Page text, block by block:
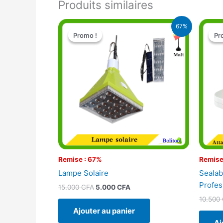
Produits similaires
67%
Promo !
Remise : 67%
Promo !
Lampe Solaire
15.000CFA
Le
initial
était :
15.000 CFA.
5.000CFA
Le
5.000 CFA.
Ajouter au panier
10.500